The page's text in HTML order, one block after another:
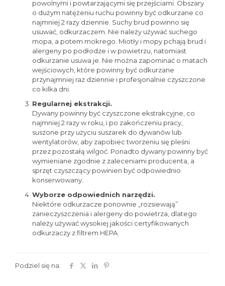
powolnymi i powtarzającymi się przejściami. Obszary
o dużym natężeniu ruchu powinny być odkurzane co
najmniej 2 razy dziennie. Suchy brud powinno się
usuwać, odkurzaczem. Nie należy używać suchego
mopa, a potem mokrego. Miotły i mopy pchają brud i
alergeny po podłodze i w powietrzu, natomiast
odkurzanie usuwa je. Nie można zapominać o matach
wejściowych, które powinny być odkurzane
przynajmniej raz dziennie i profesjonalnie czyszczone
co kilka dni.
Regularnej ekstrakcji.
Dywany powinny być czyszczone ekstrakcyjne, co
najmniej 2 razy w roku, i po zakończeniu pracy,
suszone przy użyciu suszarek do dywanów lub
wentylatorów, aby zapobiec tworzeniu się pleśni
przez pozostałą wilgoć. Ponadto dywany powinny być
wymieniane zgodnie z zaleceniami producenta, a
sprzęt czyszczący powinien być odpowiednio
konserwowany.
Wyborze odpowiednich narzędzi.
Niektóre odkurzacze ponownie „rozsiewają”
zanieczyszczenia i alergeny do powietrza, dlatego
należy używać wysokiej jakości certyfikowanych
odkurzaczy z filtrem HEPA.
Podziel się na: